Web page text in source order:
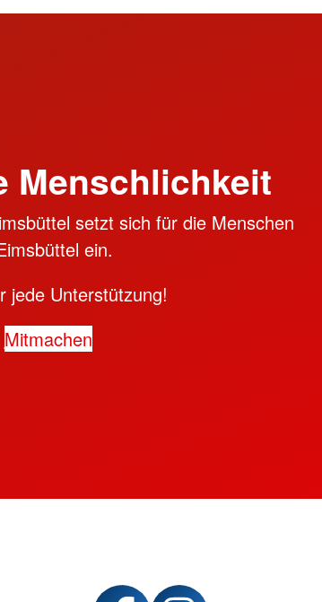
Menschlichkeit
setzt sich für die Menschen
ein.
jede Unterstützung!
Mitmachen